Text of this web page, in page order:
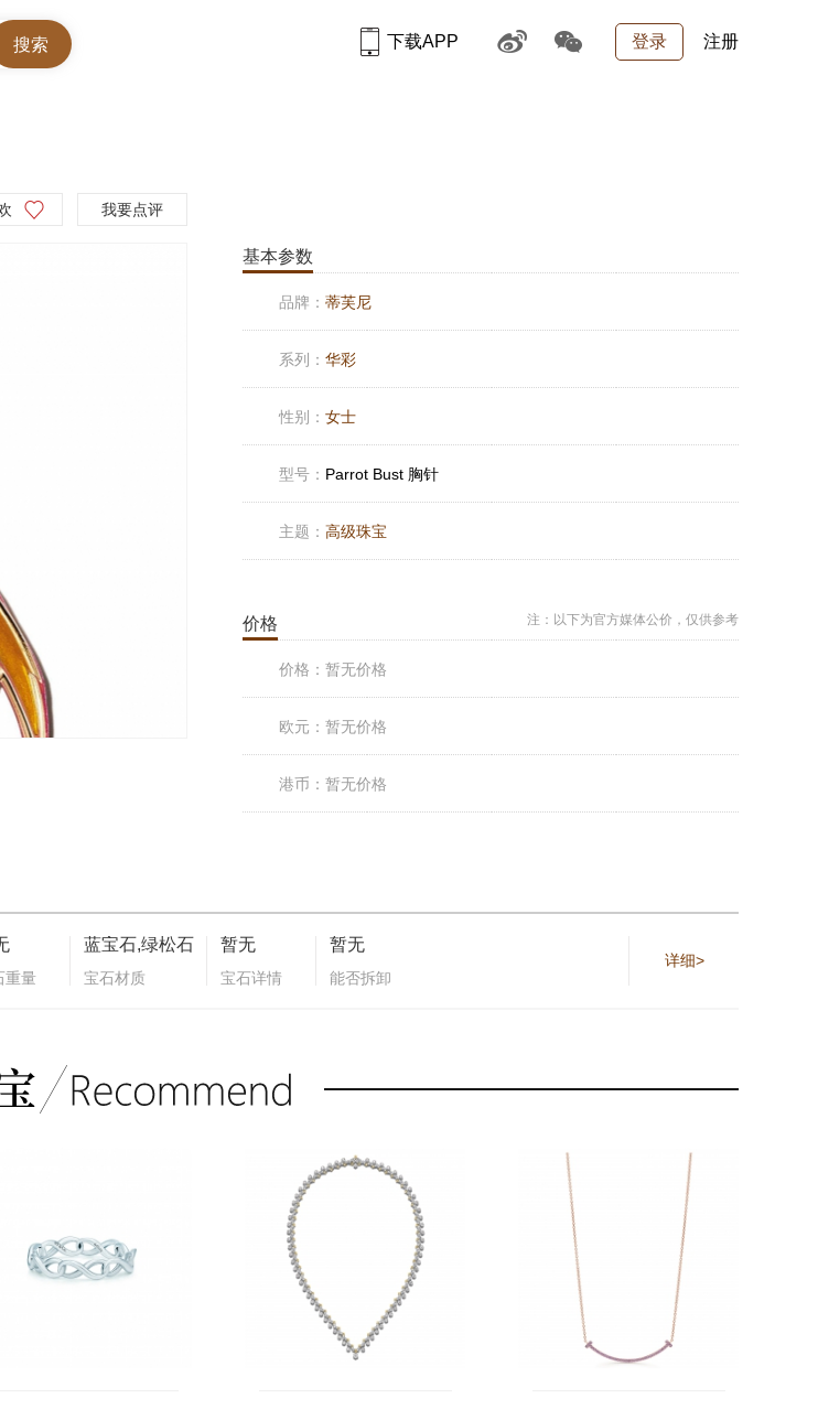
登录 注册
下载APP
我要点评
基本参数
品牌： 蒂芙尼
系列： 华彩
性别： 女士
型号： Parrot Bust 胸针
主题： 高级珠宝
价格 注：以下为官方媒体公价，仅供参考
价格： 暂无价格
欧元： 暂无价格
港币： 暂无价格
重量
蓝宝石,绿松石
宝石材质
暂无
宝石详情
暂无
能否拆卸
详细>